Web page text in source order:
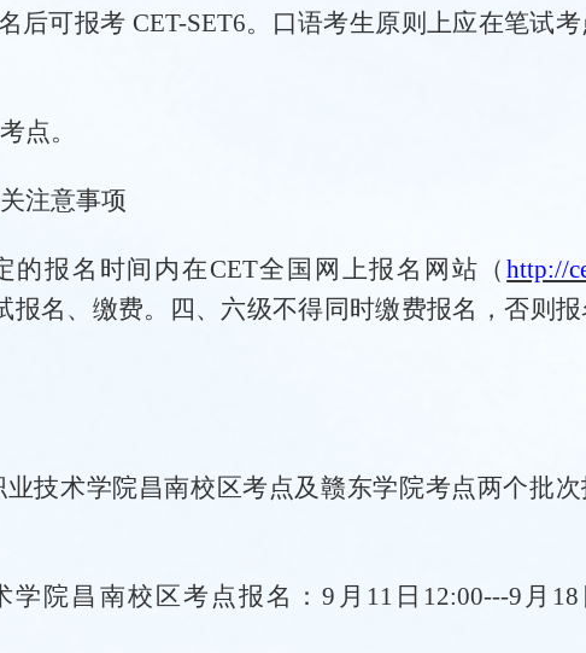
后可报考 CET-SET6。口语考生原则上应在笔试
点。
注意事项
的报名时间内在CET全国网上报名网站（http://
报名、缴费。四、六级不得同时缴费报名，否则
业技术学院昌南校区考点及赣东学院考点两个批
学院昌南校区考点报名：9月1 1 日 12:00---9月